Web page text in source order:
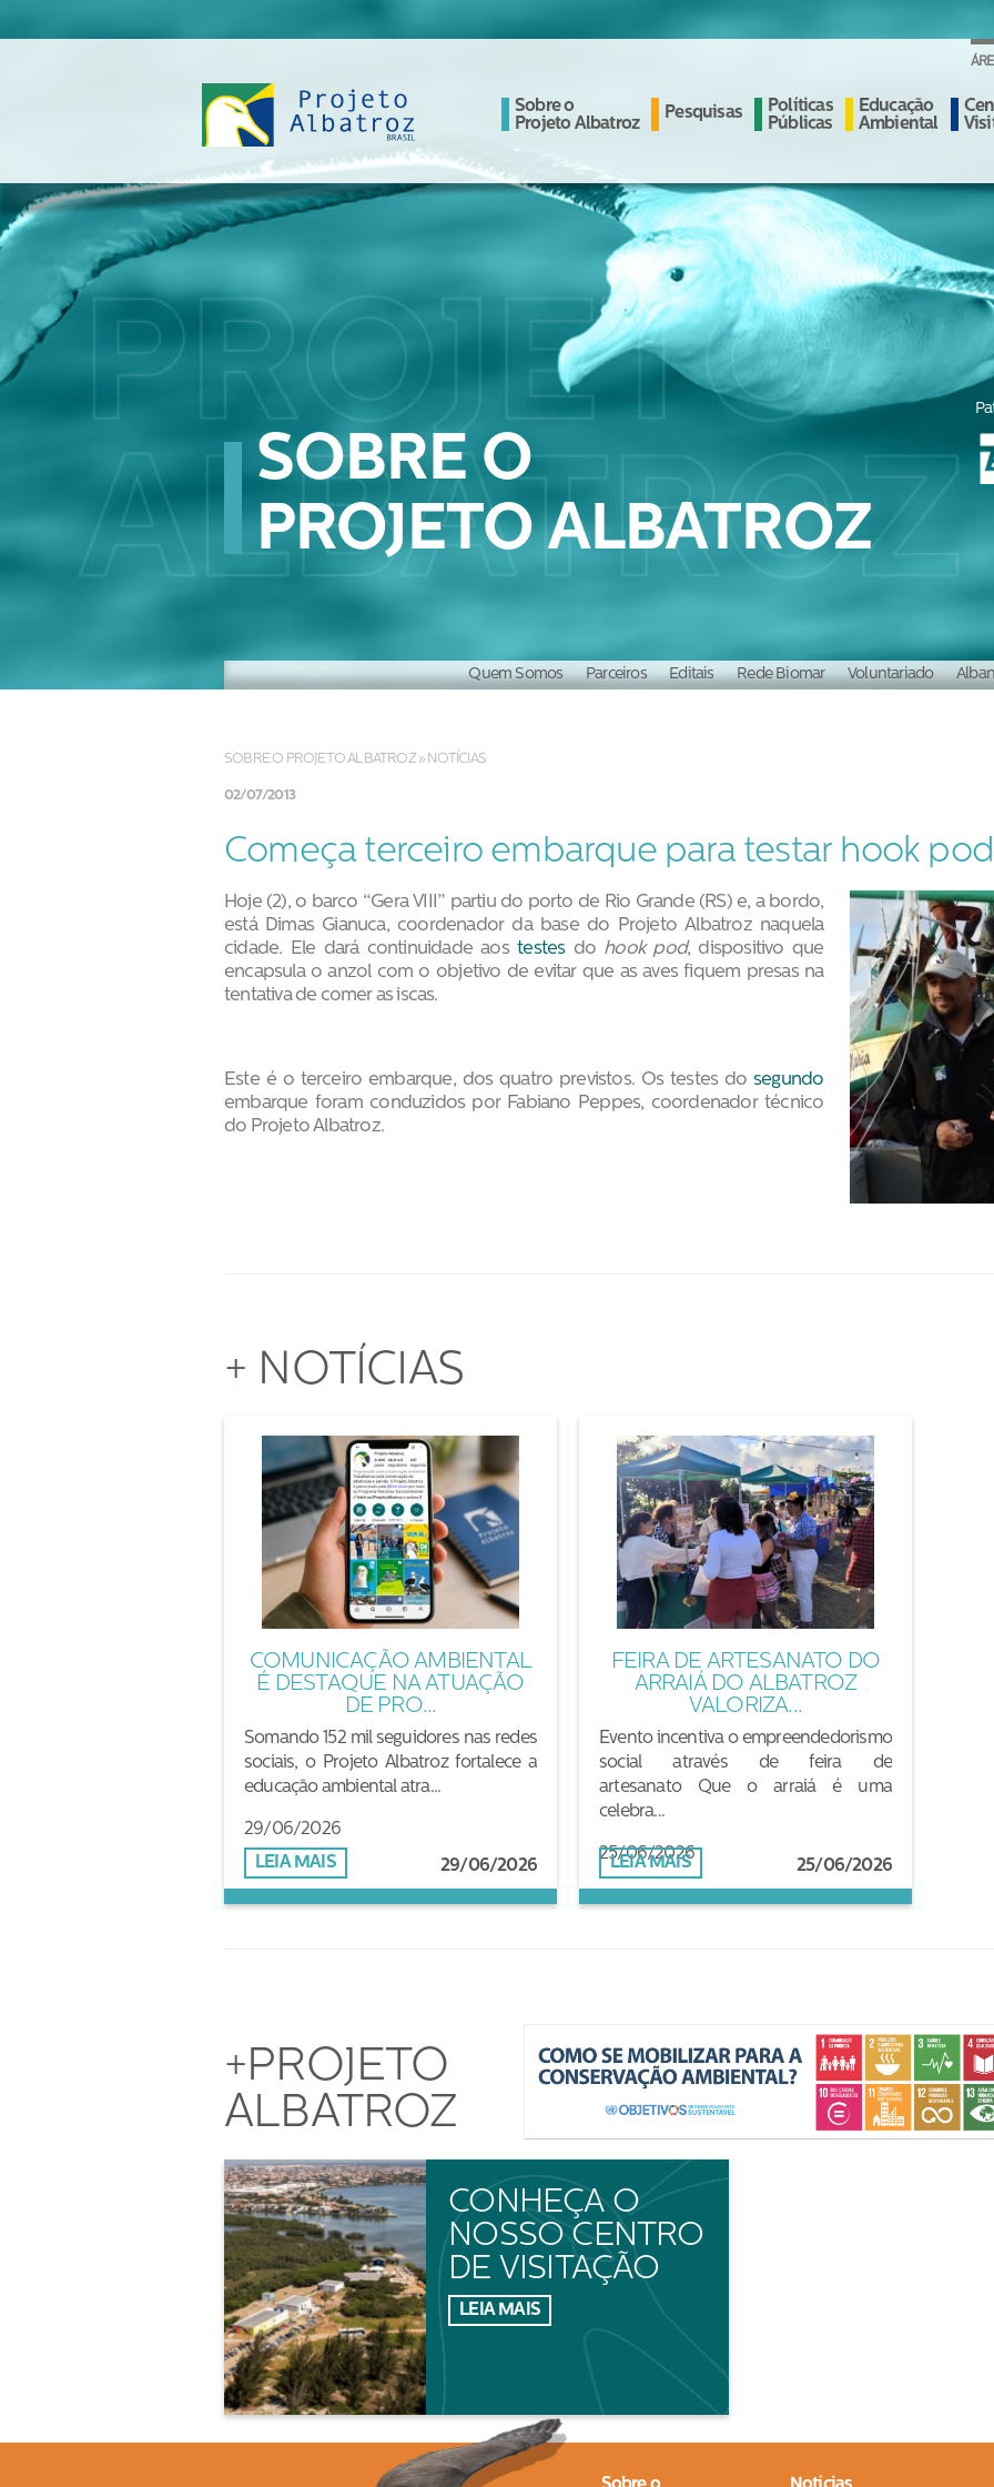
Sobre o
Projeto Albatroz
Pesquisas
Políticas
Públicas
Educação
Ambiental
SOBRE O
PROJETO ALBATROZ
Quem Somos Parceiros Editais Rede Biomar Voluntariado
SOBRE O PROJETO ALBATROZ» NOTÍCIAS
02/07/2013
Começa terceiro embarque para testar hook pod
Hoje (2), o barco “Gera VIII” partiu do porto de Rio Grande (RS) e, a bordo,
está Dimas Gianuca, coordenador da base do Projeto Albatroz naquela
cidade. Ele dará continuidade aostestesdo hook pod, dispositivo que
encapsula o anzol com o objetivo de evitar que as aves fiquem presas na
tentativa de comer as iscas.
Este é o terceiro embarque, dos quatro previstos. Os testes dosegundo
embarque foram conduzidos por Fabiano Peppes, coordenador técnico
do Projeto Albatroz.
+ NOTÍCIAS
COMUNICAÇÃO AMBIENTAL
É DESTAQUE NA ATUAÇÃO
DE PRO...
Somando 152 mil seguidores nas redes
sociais, o Projeto Albatroz fortalece a
educação ambiental atra...
29/06/2026
29/06/2026
LEIA MAIS
FEIRA DE ARTESANATO DO
ARRAIÁ DO ALBATROZ
VALORIZA...
Evento incentiva o empreendedorismo
social através de feira de
artesanato Que o arraiá é uma
celebra...
25/06/2026
25/06/2026
LEIA MAIS
+PROJETO
ALBATROZ
CONHEÇA O
NOSSO CENTRO
DE VISITAÇÃO
LEIA MAIS